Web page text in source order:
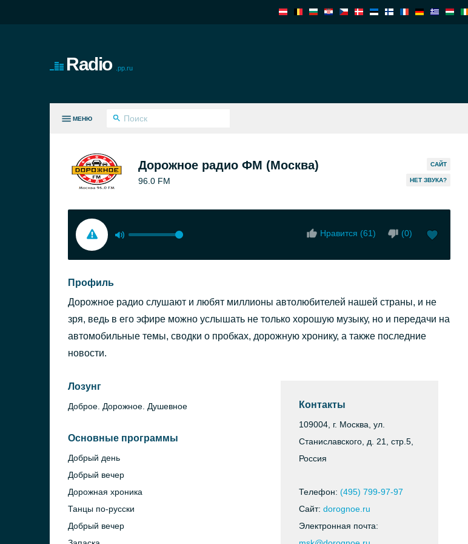
Radio .pp.ru
МЕНЮ
Дорожное радио ФМ (Москва)
96.0 FM
САЙТ
HЕТ ЗВУКА?
Нравится (61) (0)
Профиль
Дорожное радио слушают и любят миллионы автолюбителей нашей страны, и не
зря, ведь в его эфире можно услышать не только хорошую музыку, но и передачи на
автомобильные темы, сводки о пробках, дорожную хронику, а также последние
новости.
Лозунг
Доброе. Дорожное. Душевное
Основные программы
Добрый день
Добрый вечер
Дорожная хроника
Танцы по-русски
Добрый вечер
Контакты
109004, г. Москва, ул.
Станиславского, д. 21, стр.5,
Россия
Телефон: (495) 799-97-97
Сайт: dorognoe.ru
Электронная почта: